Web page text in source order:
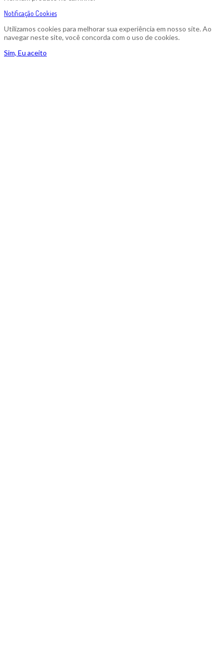
Notificação Cookies
Utilizamos cookies para melhorar sua experiência em nosso site. Ao
navegar neste site, você concorda com o uso de cookies.
Sim, Eu aceito